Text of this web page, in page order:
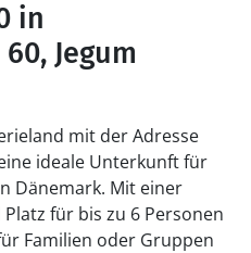
in
Jegum
mit der Adresse
ideale Unterkunft für
Dänemark. Mit einer
für bis zu 6 Personen
Familien oder Gruppen